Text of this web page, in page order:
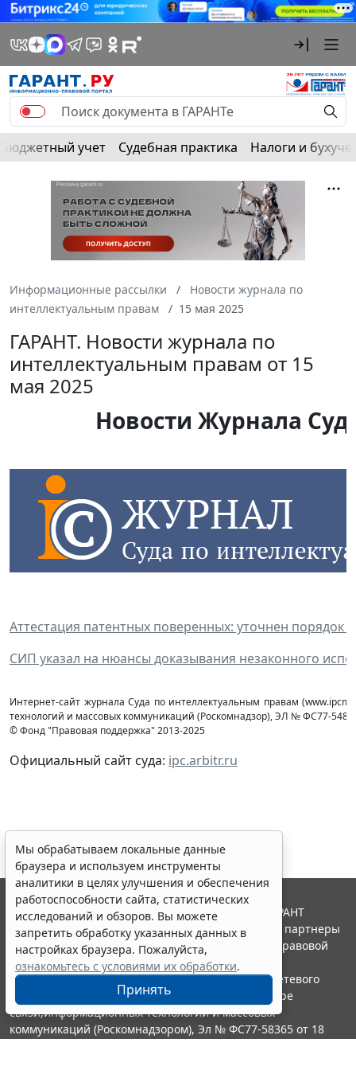
Бюджетный учет Судебная практика Налоги и
Информационные рассылки
Новости журнала по
интеллектуальным правам
15 мая 2025
ГАРАНТ. Новости журнала по
интеллектуальным правам от 15
мая 2025
Новости Журнала
Аттестация патентных поверенных: уточнен
СИП указал на нюансы доказывания незаконного
Интернет-сайт журнала Суда по интеллектуальным правам
технологий и массовых коммуникаций (Роcкомнадзор), ЭЛ № ФС77-
© Фонд "Правовая поддержка" 2013-2025
Официальный сайт суда: ipc.arbitr.ru
Мы обрабатываем локальные данные
браузера и используем инструменты
аналитики в целях улучшения и обеспечения
работоспособности сайта, статистических
исследований и обзоров. Вы можете
запретить обработку указанных данных в
настройках браузера. Пожалуйста,
ознакомьтесь с условиями их обработки.
Принять
© ООО "НПП "ГАРАНТ-СЕРВИС", 2026. Система ГАРАНТ
выпускается с 1990 года. Компания "Гарант" и ее партнеры
являются участниками Российской ассоциации правовой
информации ГАРАНТ.
Портал ГАРАНТ.РУ зарегистрирован в качестве сетевого
издания Федеральной службой по надзору в сфере
связи,информационных технологий и массовых
коммуникаций (Роскомнадзором), Эл № ФС77-58365 от 18